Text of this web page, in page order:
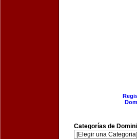
Categorías de